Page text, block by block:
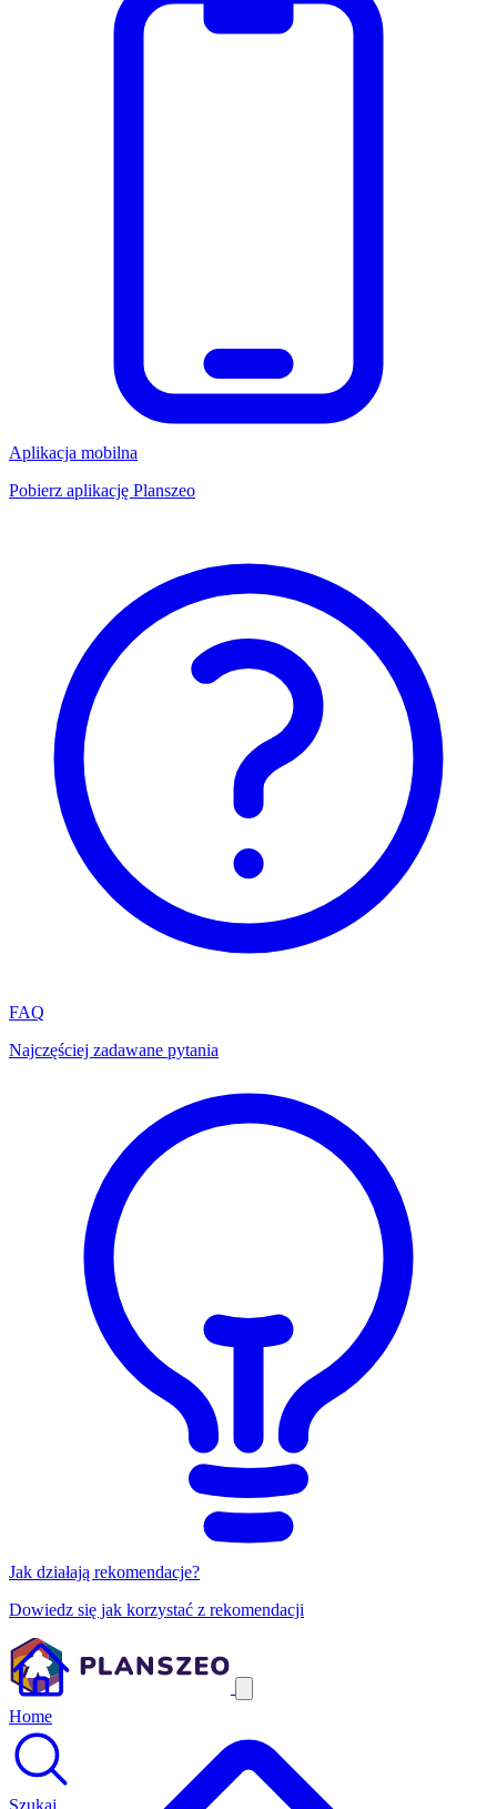
Aplikacja mobilna
Pobierz aplikację Planszeo
FAQ
Najczęściej zadawane pytania
Jak działają rekomendacje?
Dowiedz się jak korzystać z rekomendacji
Home
Szukaj